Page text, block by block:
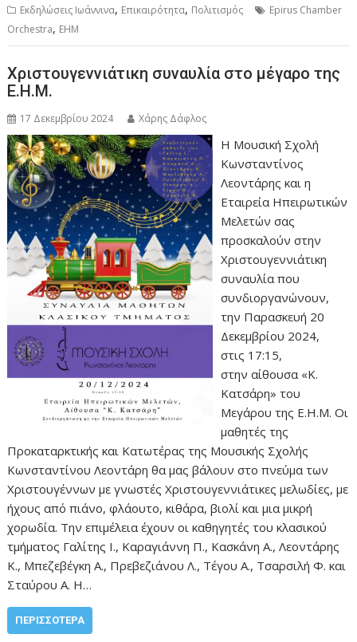
Εκδηλώσεις Ιωάννινα, Επικαιρότητα, Πολιτισμός
Epirus Chamber
Orchestra, ΕΗΜ
Χριστουγεννιάτικη συναυλία στο μέγαρο της
Ε.Η.Μ.
17 Δεκεμβρίου 2024 Χάρης Δάφλος
Η Μουσική Σχολή
Κωνσταντίνος
Λεοντάρης και η
Εταιρεία Ηπειρωτικών
Μελετών σας
προσκαλούν στην
Χριστουγεννιάτικη
συναυλία που
συνδιοργανώνουν,
την Παρασκευή 20
Δεκεμβρίου 2024,
στις 17:15,
στην αίθουσα «Κ.
Κατσάρη» του
Μεγάρου της Ε.Η.Μ. Οι
μαθητές της
Προκαταρκτικής και Κατωτέρας της Μουσικής Σχολής
Κωνσταντίνου Λεοντάρη θα μας βάλουν στο πνεύμα των
Χριστουγέννων με γνωστές Χριστουγεννιάτικες μελωδίες, με
ήχους από πιάνο, φλάουτο, κιθάρα, βιολί και μια μικρή
χορωδία. Την επιμέλεια έχουν οι καθηγητές του κλασικού
τμήματος Γαλίτης Ι., Καραγιάννη Π., Κασκάνη Α., Λεοντάρης
Κ., Μπεζεβέγκη Α., Πρεβεζιάνου Λ., Τέγου Α., Τσαρσιλή Φ. και
Σταύρου Α. Η…
ΠΕΡΙΣΣΌΤΕΡΑ